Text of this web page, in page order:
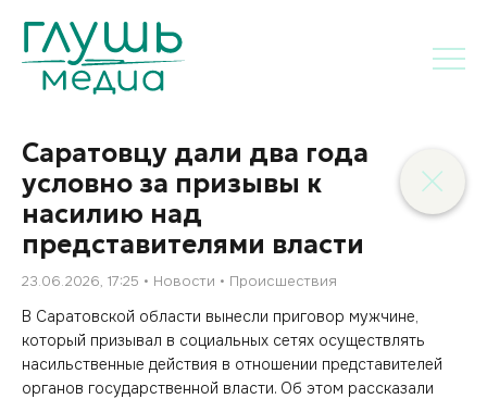
Саратовцу дали два года
условно за призывы к
насилию над
представителями власти
23.06.2026, 17:25 Новости Происшествия
В Саратовской области вынесли приговор мужчине,
который призывал в социальных сетях осуществлять
насильственные действия в отношении представителей
органов государственной власти. Об этом рассказали